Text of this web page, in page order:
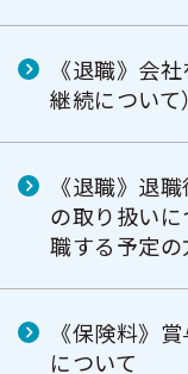
《退職》会
継続について）
《退職》退
の取り扱い
職する予定の
《保険料》
について